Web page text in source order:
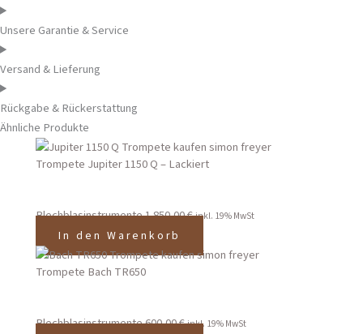
Unsere Garantie & Service
Versand & Lieferung
Rückgabe & Rückerstattung
Ähnliche Produkte
Trompete Jupiter 1150 Q – Lackiert
Blechblasinstrumente1.850,00€inkl. 19% MwSt
In den Warenkorb
Trompete Bach TR650
Blechblasinstrumente600,00€inkl. 19% MwSt